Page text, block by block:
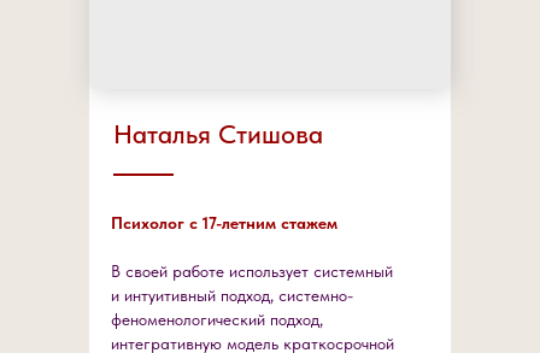
Психолог с 17-летним стажем
В своей работе использует системный
и интуитивный подход, системно-
феноменологический подход,
интегративную модель краткосрочной
Наталья Стишова